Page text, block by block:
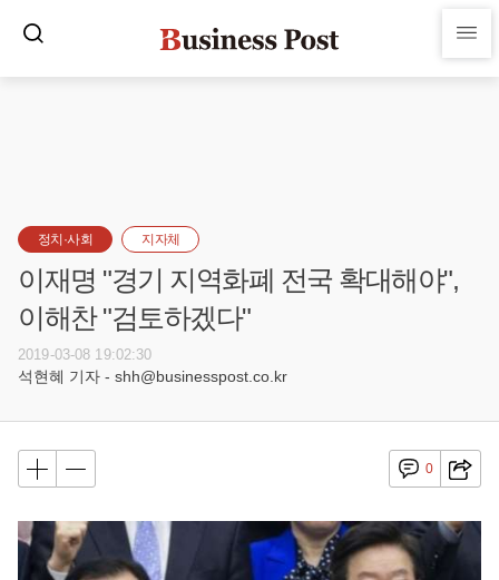
정치·사회 지자체
이재명 "경기 지역화폐 전국 확대해야",
이해찬 "검토하겠다"
2019-03-08 19:02:30
석현혜 기자 - shh@businesspost.co.kr
0